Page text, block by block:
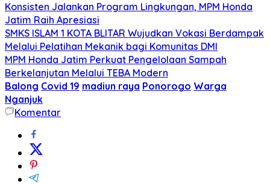
Konsisten Jalankan Program Lingkungan, MPM Honda
Jatim Raih Apresiasi
SMKS ISLAM 1 KOTA BLITAR Wujudkan Vokasi Berdampak
Melalui Pelatihan Mekanik bagi Komunitas DMI
MPM Honda Jatim Perkuat Pengelolaan Sampah
Berkelanjutan Melalui TEBA Modern
Balong Covid 19 madiun raya Ponorogo Warga
Nganjuk
Komentar